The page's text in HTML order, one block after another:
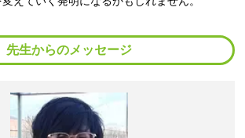
先生からのメッセージ